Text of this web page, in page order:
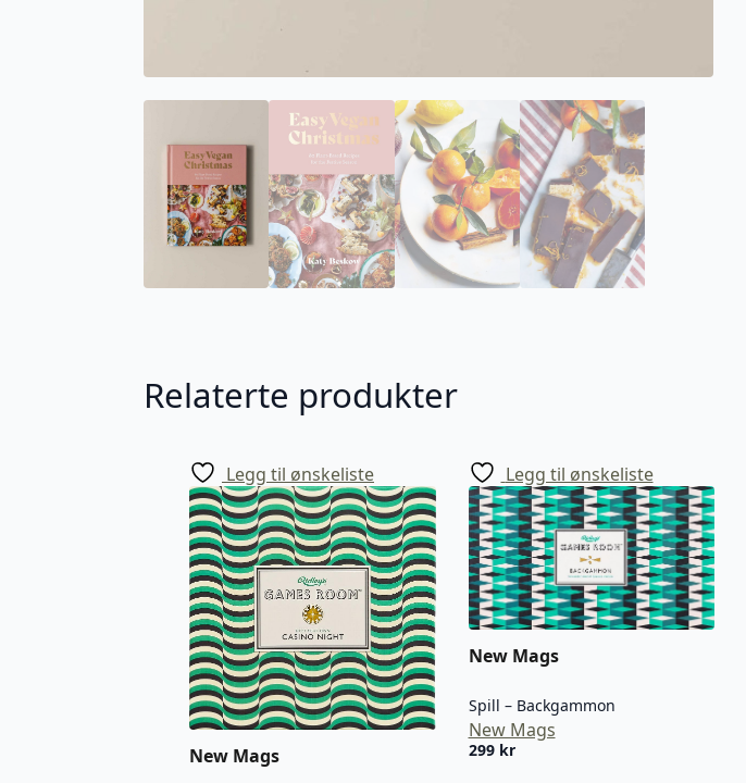
Relaterte produkter
Legg til ønskeliste
New Mags
Legg til ønskeliste
New Mags
Spill – Backgammon
New Mags
299 kr